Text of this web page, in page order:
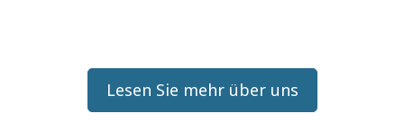
Lesen Sie mehr über uns